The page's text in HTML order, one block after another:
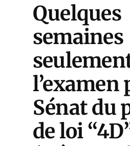
Quelques
semaines
l’examen
Sénat du
de loi